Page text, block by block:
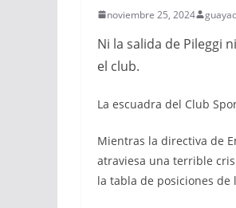
noviembre 25, 2024
Ni la salida de Pileggi
el club.
La escuadra del Club
Mientras la directiva de
atraviesa una terrible
la tabla de posiciones de